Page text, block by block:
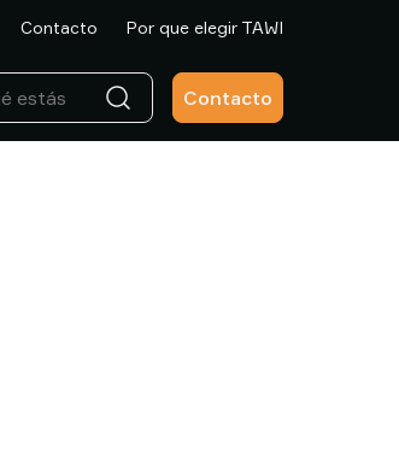
Contacto Por que elegir TAWI
Contacto